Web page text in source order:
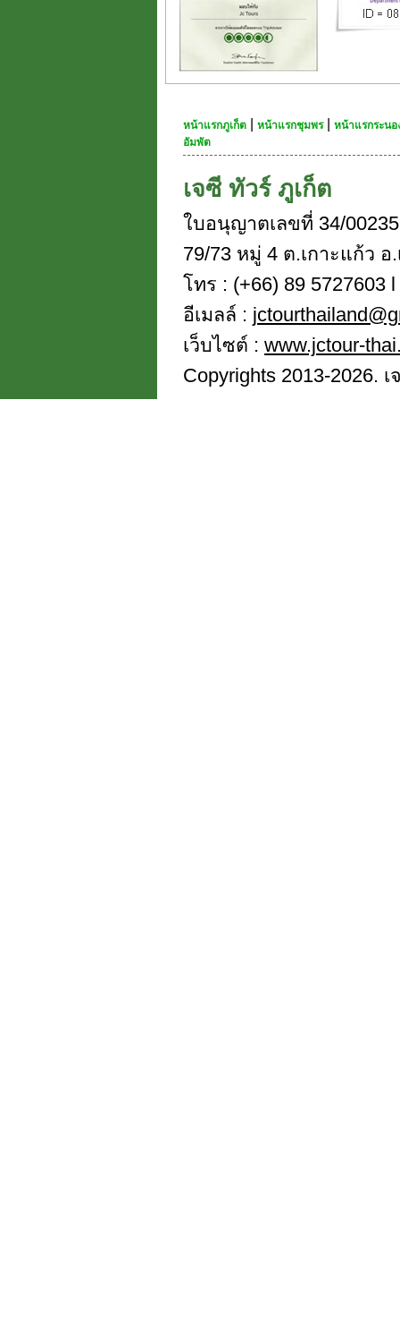
หน้าแรกภูเก็ต หน้าแรกชุมพร|
หน้าแรกระนอ
อัมพัต
เจซี ทัวร์ ภูเก็ต
ใบอนุญาตเลขที่ 34/
79/73 หมู่ 4 ต.เกาะแก้ว อ
โทร : (+66) 89 5727603
อีเมลล์ :
เว็บไซต์ : www.jctour-
Copyrights 2013-2026.